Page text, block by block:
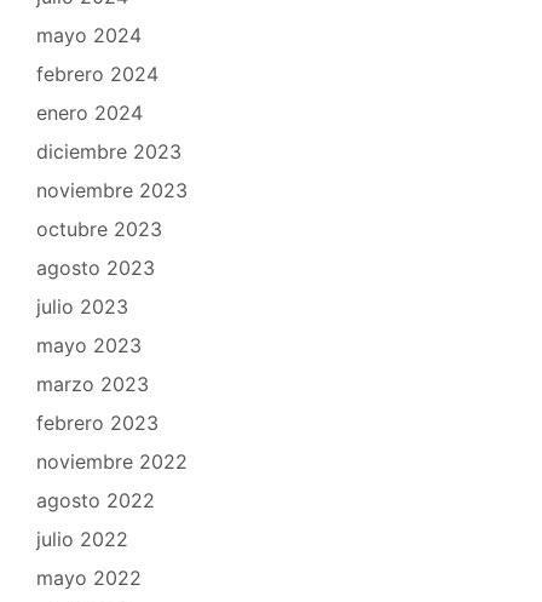
mayo 2024
febrero 2024
enero 2024
diciembre 2023
noviembre 2023
octubre 2023
agosto 2023
julio 2023
mayo 2023
marzo 2023
febrero 2023
noviembre 2022
agosto 2022
julio 2022
mayo 2022